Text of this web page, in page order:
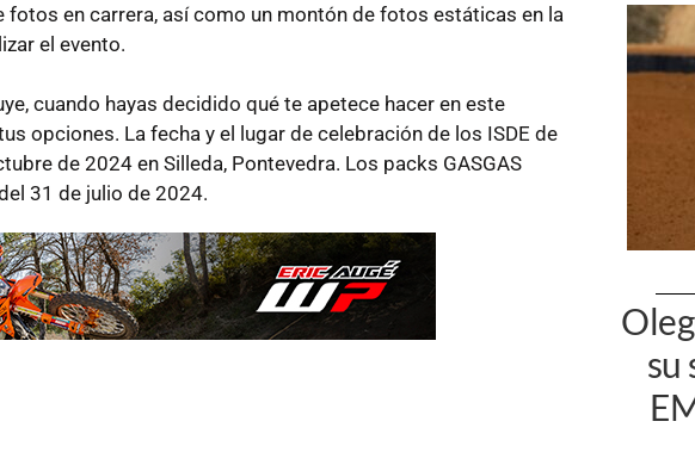
fotos en carrera, así como un montón de fotos estáticas en la
el evento.
cuando hayas decidido qué te apetece hacer en este
opciones. La fecha y el lugar de celebración de los ISDE de
de 2024 en Silleda, Pontevedra. Los packs GASGAS
31 de julio de 2024.
su